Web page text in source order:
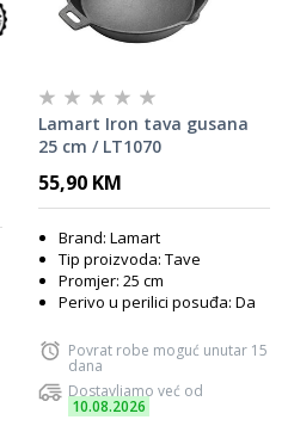
Lamart Iron tava gusana
25 cm / LT1070
55,90 KM
Brand: Lamart
Tip proizvoda: Tave
Promjer: 25 cm
Perivo u perilici posuđa: Da
Povrat robe moguć unutar 15
dana
Dostavljamo već od
10.08.2026